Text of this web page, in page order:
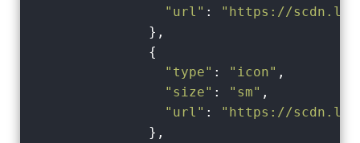
"url" :
"https://
              },
              {
"type" : "icon" ,
"size" : "sm" ,
"url" :
"https://
              },